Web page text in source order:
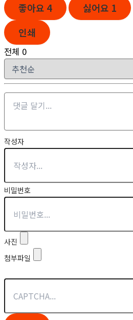
좋아요 4 싫어요 1
인쇄
전체 0
작성자
비밀번호
사진
첨부파일